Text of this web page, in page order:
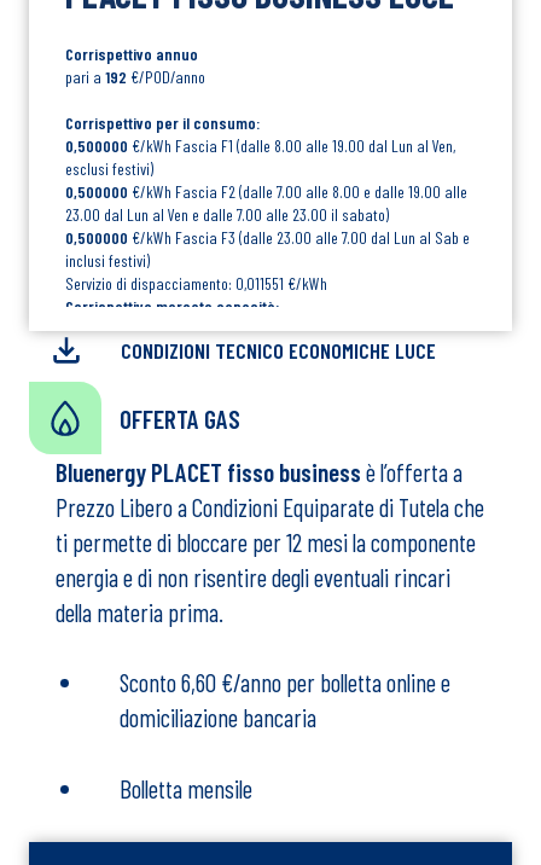
Corrispettivo annuo
pari a 192 €/POD/anno
Corrispettivo per il consumo:
0,500000 €/kWh Fascia F1 (dalle 8.00 alle 19.00 dal Lun al Ven,
esclusi festivi)
0,500000 €/kWh Fascia F2 (dalle 7.00 alle 8.00 e dalle 19.00 alle
23.00 dal Lun al Ven e dalle 7.00 alle 23.00 il sabato)
0,500000 €/kWh Fascia F3 (dalle 23.00 alle 7.00 dal Lun al Sab e
inclusi festivi)
Servizio di dispacciamento: 0,011551 €/kWh
Corrispettivo mercato capacità:
0,026913€/kWh per i contatori in Bassa Tensione con potenza
impegnata fino a 55 kW
diverse dalle ore di picco per i contatori in Bassa Tensione con
potenza impegnata
Corrispettivo RST: 0,000572 €/kWh
Corrispettivo RSTG: 0,000000 €/kWh
Offerta sottoscrivibile fino al10 settembre 2026.
Maggiori informazioni
CONDIZIONI TECNICO ECONOMICHE LUCE
OFFERTA GAS
Bluenergy PLACET fisso business è l’offerta a
Prezzo Libero a Condizioni Equiparate di Tutela che
ti permette di bloccare per 12 mesi la componente
energia e di non risentire degli eventuali rincari
della materia prima.
Sconto 6,60 €/anno per bolletta online e
domiciliazione bancaria
Bolletta mensile